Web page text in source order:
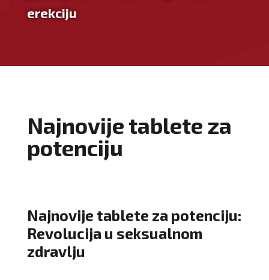
erekciju
Najnovije tablete za
potenciju
Najnovije tablete za potenciju:
Revolucija u seksualnom
zdravlju